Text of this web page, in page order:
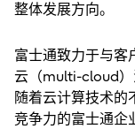
整体发展方向。
富士通致力于与客
云（multi-cloud）
随着云计算技术的
竞争力的富士通企